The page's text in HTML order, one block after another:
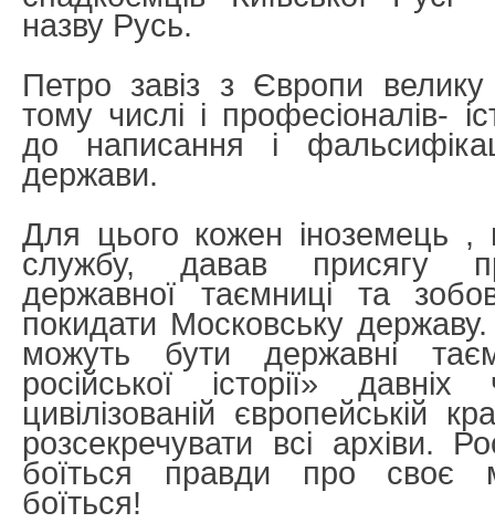
назву Русь.
Петро завіз з Європи велику
тому числі і професіоналів-
до написання і
держави.
Для цього кожен іноземець ,
службу, давав присягу
державної таємниці та
покидати Московську
можуть бути державні
російської історії»
цивілізованій європейській
розсекречувати всі архіви.
боїться правди про своє
боїться!